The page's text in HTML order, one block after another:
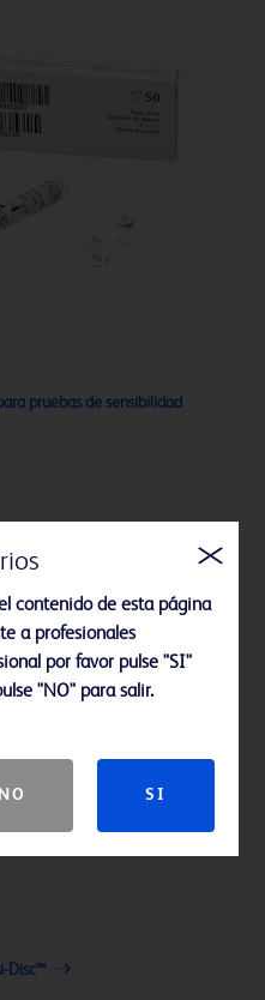
pruebas de sensibilidad
Disc™
contenido de esta página
a profesionales
por favor pulse "SI"
"NO" para salir.
NO SI